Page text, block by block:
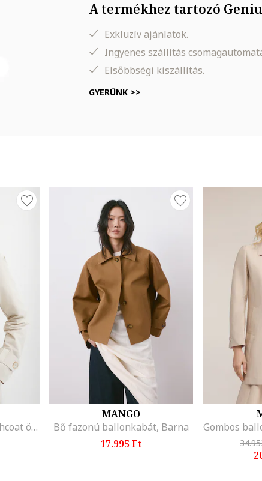
A termékhez tartozó
Exkluzív ajánlatok.
Ingyenes szállítás
Elsőbbségi kiszállítás.
GYERÜNK >>
Duplagombsoros trenchcoat övvel, Krémszín
MANGO
Bő fazonú ballonkabát, Barna
17.995 Ft
Gombos